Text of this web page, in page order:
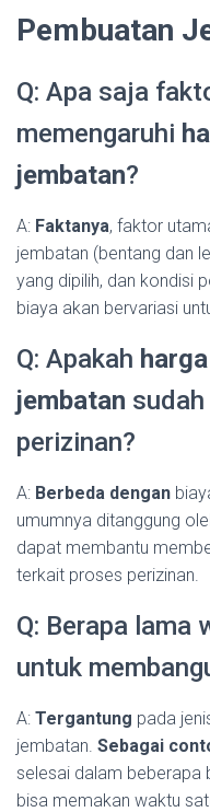
Pembuatan
Q: Apa saja
memengaruhi
jembatan?
A: Faktanya, faktor
jembatan (bentang dan
yang dipilih, dan kondisi
biaya akan bervariasi
Q: Apakah
jembatan
perizinan?
A: Berbeda dengan
umumnya ditanggung
dapat membantu
terkait proses perizinan.
Q: Berapa lama
untuk
A: Tergantung pada
jembatan. Sebagai
selesai dalam beberapa
bisa memakan waktu